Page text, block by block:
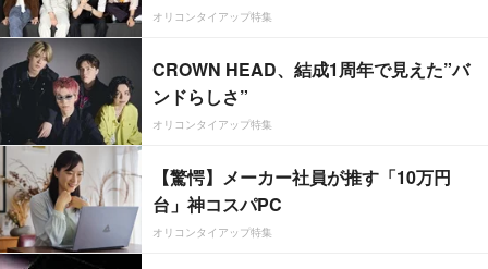
オリコンタイアップ特集
CROWN HEAD、結成1周年で見えた”バ
ンドらしさ”
オリコンタイアップ特集
【驚愕】メーカー社員が推す「10万円
台」神コスパPC
オリコンタイアップ特集